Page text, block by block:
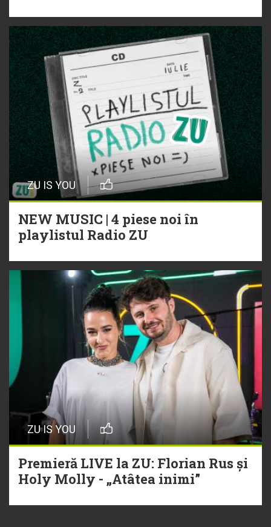
ZU IS YOU
NEW MUSIC | 4 piese noi în
playlistul Radio ZU
ZU IS YOU
Premieră LIVE la ZU: Florian Rus și
Holy Molly - „Atâtea inimi”